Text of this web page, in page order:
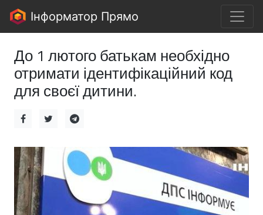
Інформатор Прямо
До 1 лютого батькам необхідно
отримати ідентифікаційний код
для своєї дитини.